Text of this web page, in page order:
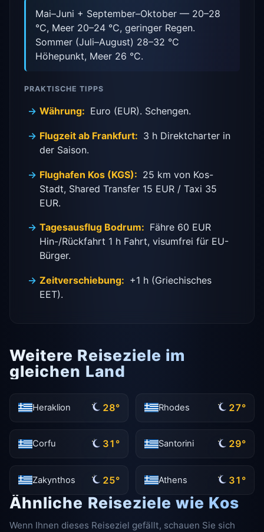
Mai–Juni + September–Oktober — 20–28
°C, Meer 20–24 °C, geringer Regen.
Sommer (Juli–August) 28–32 °C
Höhepunkt, Meer 26 °C.
PRAKTISCHE TIPPS
Währung: Euro (EUR). Schengen.
Flugzeit ab Frankfurt: 3 h Direktcharter in
der Saison.
Flughafen Kos (KGS): 25 km von Kos-
Stadt, Shared Transfer 15 EUR / Taxi 35
EUR.
Tagesausflug Bodrum: Fähre 60 EUR
Hin-/Rückfahrt 1 h Fahrt, visumfrei für EU-
Bürger.
Zeitverschiebung: +1 h (Griechisches
EET).
Weitere Reiseziele im
gleichen Land
Heraklion 28° Rhodes 27°
Corfu 31° Santorini 29°
Zakynthos 25° Athens 31°
Ähnliche Reiseziele wie Kos
Wenn Ihnen dieses Reiseziel gefällt, schauen Sie sich